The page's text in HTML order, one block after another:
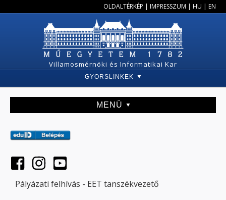
OLDALTÉRKÉP | IMPRESSZUM | HU | EN
Villamosmérnöki és Informatikai Kar
GYORSLINKEK
MENÜ
Pályázati felhívás - EET tanszékvezető